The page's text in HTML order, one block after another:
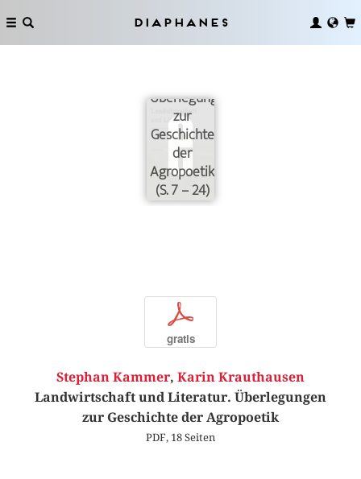
Diaphanes
Landwirtschaft
Überlegungen
zur
Geschichte
der
Agropoetik
(S. 7 – 24)
p
gratis
Stephan Kammer, Karin Krauthausen
Landwirtschaft und Literatur. Überlegungen
zur Geschichte der Agropoetik
PDF, 18 Seiten